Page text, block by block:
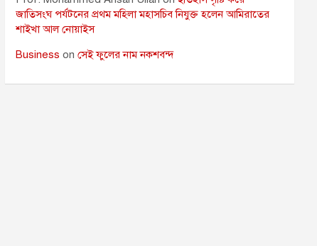
জাতিসংঘ পর্যটনের প্রথম মহিলা মহাসচিব নিযুক্ত হলেন আমিরাতের
শাইখা আল নোয়াইস
Business onসেই ফুলের নাম নকশবন্দ